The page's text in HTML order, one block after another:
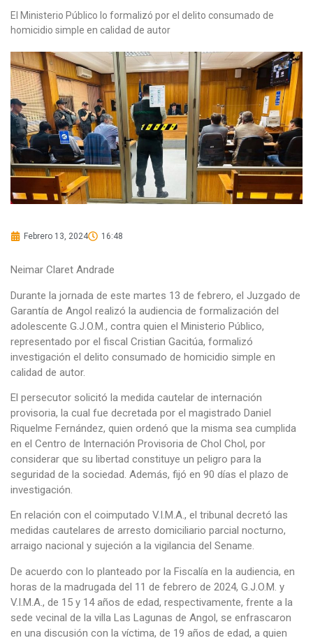
El Ministerio Público lo formalizó por el delito consumado de
homicidio simple en calidad de autor
Febrero 13, 2024 16:48
Neimar Claret Andrade
Durante la jornada de este martes 13 de febrero, el Juzgado de
Garantía de Angol realizó la audiencia de formalización del
adolescente G.J.O.M., contra quien el Ministerio Público,
representado por el fiscal Cristian Gacitúa, formalizó
investigación el delito consumado de homicidio simple en
calidad de autor.
El persecutor solicitó la medida cautelar de internación
provisoria, la cual fue decretada por el magistrado Daniel
Riquelme Fernández, quien ordenó que la misma sea cumplida
en el Centro de Internación Provisoria de Chol Chol, por
considerar que su libertad constituye un peligro para la
seguridad de la sociedad. Además, fijó en 90 días el plazo de
investigación.
En relación con el coimputado V.I.M.A., el tribunal decretó las
medidas cautelares de arresto domiciliario parcial nocturno,
arraigo nacional y sujeción a la vigilancia del Sename.
De acuerdo con lo planteado por la Fiscalía en la audiencia, en
horas de la madrugada del 11 de febrero de 2024, G.J.O.M. y
V.I.M.A., de 15 y 14 años de edad, respectivamente, frente a la
sede vecinal de la villa Las Lagunas de Angol, se enfrascaron
en una discusión con la víctima, de 19 años de edad, a quien